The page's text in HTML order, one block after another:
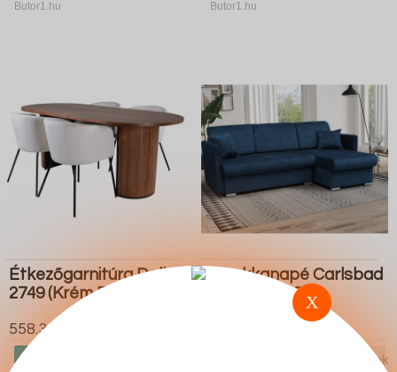
Butor1.hu Butor1.hu
Étkezőgarnitúra Dallas
2749 (Krém Fekete)
558.300 Ft
Sarokkanapé Carlsbad
115 (Manila 26)
Részletek
X